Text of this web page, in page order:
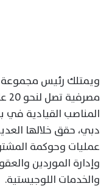
ويمتلك رئيس مجموعة
المناصب القيادية في
دبي، حقق خلالها
عمليات وحوكمة
وإدارة الموردين
والخدمات اللوجيستية.